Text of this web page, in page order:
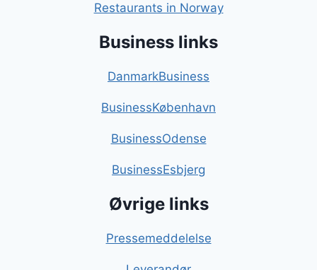
Restaurants in Norway
Business links
DanmarkBusiness
BusinessKøbenhavn
BusinessOdense
BusinessEsbjerg
Øvrige links
Pressemeddelelse